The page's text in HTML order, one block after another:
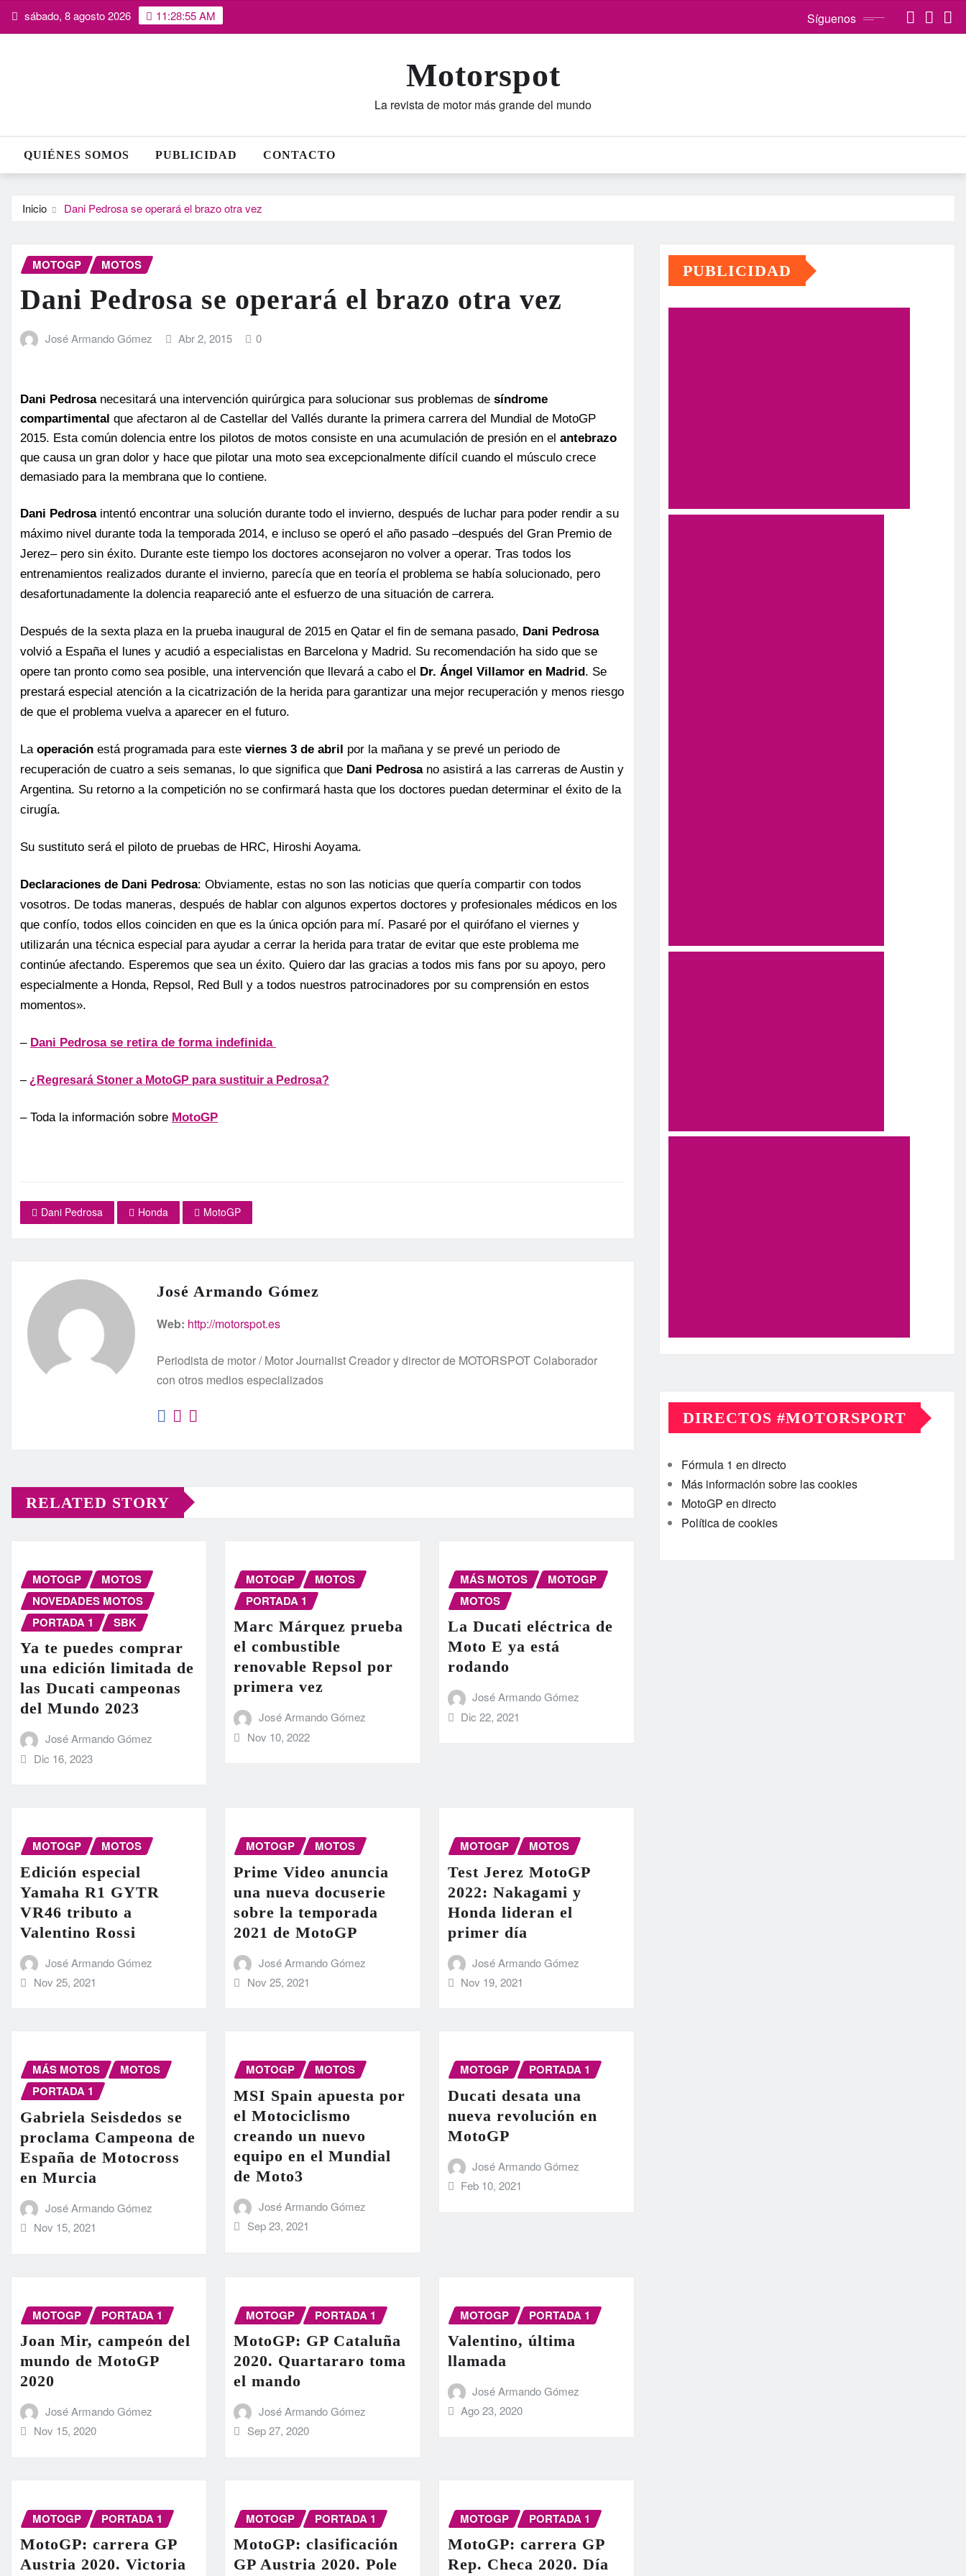
Saltar sábado, 8 agosto 2026 11:28:55 AM Síguenos
Motorspot
La revista de motor más grande del mundo
QUIÉNES SOMOS PUBLICIDAD CONTACTO
Inicio Dani Pedrosa se operará el brazo otra vez
MOTOGP MOTOS
Dani Pedrosa se operará el brazo otra vez
José Armando Gómez Abr 2, 2015 0
Dani Pedrosa necesitará una intervención quirúrgica para solucionar sus problemas de síndrome
compartimental que afectaron al de Castellar del Vallés durante la primera carrera del Mundial de MotoGP
2015. Esta común dolencia entre los pilotos de motos consiste en una acumulación de presión en el antebrazo
que causa un gran dolor y hace que pilotar una moto sea excepcionalmente difícil cuando el músculo crece
demasiado para la membrana que lo contiene.
Dani Pedrosaintentó encontrar una solución durante todo el invierno, después de luchar para poder rendir a su
máximo nivel durante toda la temporada 2014, e incluso se operó el año pasado ‒después del Gran Premio de
Jerez‒ pero sin éxito. Durante este tiempo los doctores aconsejaron no volver a operar. Tras todos los
entrenamientos realizados durante el invierno, parecía que en teoría el problema se había solucionado, pero
desafortunadamente la dolencia reapareció ante el esfuerzo de una situación de carrera.
Después de la sexta plaza en la prueba inaugural de 2015 en Qatar el fin de semana pasado, Dani Pedrosa
volvió a España el lunes y acudió a especialistas en Barcelona y Madrid. Su recomendación ha sido que se
opere tan pronto como sea posible, una intervención que llevará a cabo el
Dr. Ángel Villamor en Madrid . Se
prestará especial atención a la cicatrización de la herida para garantizar una mejor recuperación y menos riesgo
de que el problema vuelva a aparecer en el futuro.
La operación está programada para este viernes 3 de abril por la mañana y se prevé un periodo de
recuperación de cuatro a seis semanas, lo que significa que Dani Pedrosano asistirá a las carreras de Austin y
Argentina. Su retorno a la competición no se confirmará hasta que los doctores puedan determinar el éxito de la
cirugía.
Su sustituto será el piloto de pruebas de HRC, Hiroshi Aoyama.
Declaraciones de Dani Pedrosa: Obviamente, estas no son las noticias que quería compartir con todos
vosotros. De todas maneras, después de hablar con algunos expertos doctores y profesionales médicos en los
que confío, todos ellos coinciden en que es la única opción para mí. Pasaré por el quirófano el viernes y
utilizarán una técnica especial para ayudar a cerrar la herida para tratar de evitar que este problema me
continúe afectando. Esperemos que sea un éxito. Quiero dar las gracias a todos mis fans por su apoyo, pero
especialmente a Honda, Repsol, Red Bull y a todos nuestros patrocinadores por su comprensión en estos
momentos».
– Dani Pedrosa se retira de forma indefinida
– ¿Regresará Stoner a MotoGP para sustituir a Pedrosa?
– Toda la información sobre MotoGP
Dani Pedrosa Honda MotoGP
José Armando Gómez
Web: http://motorspot.es
Periodista de motor / Motor Journalist Creador y director de MOTORSPOT Colaborador
con otros medios especializados
RELATED STORY
MOTOGP
MOTOS
NOVEDADES MOTOS
PORTADA 1
SBK
Ya te puedes comprar
una edición limitada de
las Ducati campeonas
del Mundo 2023
José Armando Gómez
Dic 16, 2023
MOTOGP
MOTOS
PORTADA 1
Marc Márquez prueba
el combustible
renovable Repsol por
primera vez
José Armando Gómez
Nov 10, 2022
MÁS MOTOS
MOTOGP
MOTOS
La Ducati eléctrica de
Moto E ya está
rodando
José Armando Gómez
Dic 22, 2021
MOTOGP MOTOS
Edición especial
Yamaha R1 GYTR
VR46 tributo a
Valentino Rossi
José Armando Gómez
Nov 25, 2021
MOTOGP MOTOS
Prime Video anuncia
una nueva docuserie
sobre la temporada
2021 de MotoGP
José Armando Gómez
Nov 25, 2021
MOTOGP MOTOS
Test Jerez MotoGP
2022: Nakagami y
Honda lideran el
primer día
José Armando Gómez
Nov 19, 2021
MÁS MOTOS
MOTOS
PORTADA 1
Gabriela Seisdedos se
proclama Campeona de
España de Motocross
en Murcia
José Armando Gómez
Nov 15, 2021
MOTOGP MOTOS
MSI Spain apuesta por
el Motociclismo
creando un nuevo
equipo en el Mundial
de Moto3
José Armando Gómez
Sep 23, 2021
MOTOGP PORTADA 1
Ducati desata una
nueva revolución en
MotoGP
José Armando Gómez
Feb 10, 2021
MOTOGP PORTADA 1
Joan Mir, campeón del
mundo de MotoGP
2020
José Armando Gómez
Nov 15, 2020
MOTOGP PORTADA 1
MotoGP: GP Cataluña
2020. Quartararo toma
el mando
José Armando Gómez
Sep 27, 2020
MOTOGP PORTADA 1
Valentino, última
llamada
José Armando Gómez
Ago 23, 2020
MOTOGP PORTADA 1
MotoGP: carrera GP
Austria 2020. Victoria
MOTOGP PORTADA 1
MotoGP: clasificación
GP Austria 2020. Pole
MOTOGP PORTADA 1
MotoGP: carrera GP
Rep. Checa 2020. Día
PUBLICIDAD
DIRECTOS #MOTORSPORT
Fórmula 1 en directo
Más información sobre las cookies
MotoGP en directo
Política de cookies